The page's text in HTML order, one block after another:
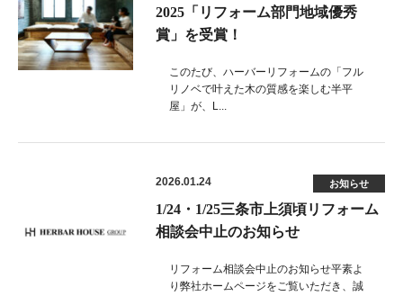
2025「リフォーム部門地域優秀
賞」を受賞！
このたび、ハーバーリフォームの「フル
リノベで叶えた木の質感を楽しむ半平
屋」が、L...
2026.01.24 お知らせ
1/24・1/25三条市上須頃リフォーム
相談会中止のお知らせ
リフォーム相談会中止のお知らせ平素よ
り弊社ホームページをご覧いただき、誠